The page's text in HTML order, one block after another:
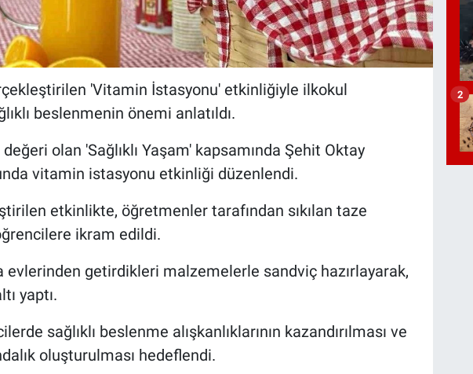
'Vitamin İstasyonu' etkinliğiyle ilkokul
beslenmenin önemi anlatıldı.
değeri olan 'Sağlıklı Yaşam' kapsamında Şehit Oktay
vitamin istasyonu etkinliği düzenlendi.
etkinlikte, öğretmenler tarafından sıkılan taze
ikram edildi.
evlerinden getirdikleri malzemelerle sandviç hazırlayarak,
yaptı.
sağlıklı beslenme alışkanlıklarının kazandırılması ve
oluşturulması hedeflendi.
2